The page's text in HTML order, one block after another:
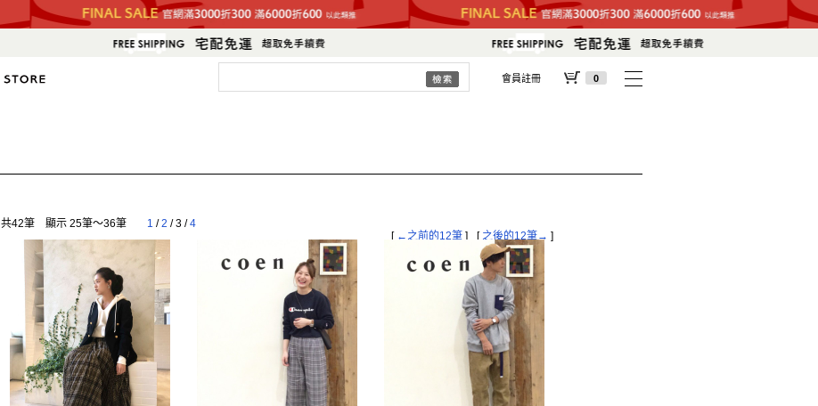
會員註冊 0
共42筆 顯示 25筆〜36筆 1 / 2 / 3 / 4
[ ←之前的12筆 ] [ 之後的12筆→ ]